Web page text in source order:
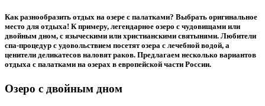
Как разнообразить отдых на озере с палатками? Выбрать оригинальное
место для отдыха! К примеру, легендарное озеро с чудовищами или
двойным дном, с языческими или христианскими святынями. Любители
спа-процедур с удовольствием посетят озера с лечебной водой, а
ценители деликатесов наловят раков. Предлагаем несколько вариантов
отдыха с палатками на озерах в европейской части России.
Озеро с двойным дном